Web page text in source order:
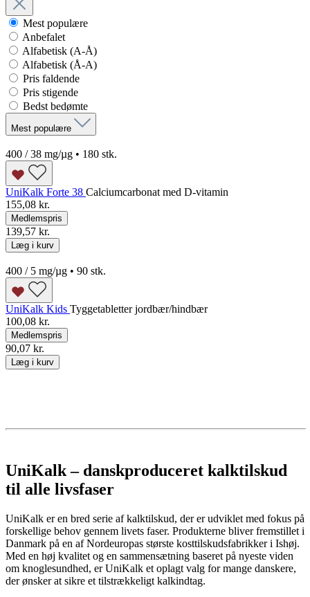
Mest populære
Anbefalet
Alfabetisk (A-Å)
Alfabetisk (Å-A)
Pris faldende
Pris stigende
Bedst bedømte
Mest populære
400 / 38 mg/µg • 180 stk.
UniKalk Forte 38 Calciumcarbonat med D-vitamin
155,08 kr.
Medlemspris
139,57 kr.
Læg i kurv
400 / 5 mg/µg • 90 stk.
UniKalk Kids Tyggetabletter jordbær/hindbær
100,08 kr.
Medlemspris
90,07 kr.
Læg i kurv
UniKalk – danskproduceret kalktilskud
til alle livsfaser
UniKalk er en bred serie af kalktilskud, der er udviklet med fokus på
forskellige behov gennem livets faser. Produkterne bliver fremstillet i
Danmark på en af Nordeuropas største kosttilskudsfabrikker i Ishøj.
Med en høj kvalitet og en sammensætning baseret på nyeste viden
om knoglesundhed, er UniKalk et oplagt valg for mange danskere,
der ønsker at sikre et tilstrækkeligt kalkindtag.